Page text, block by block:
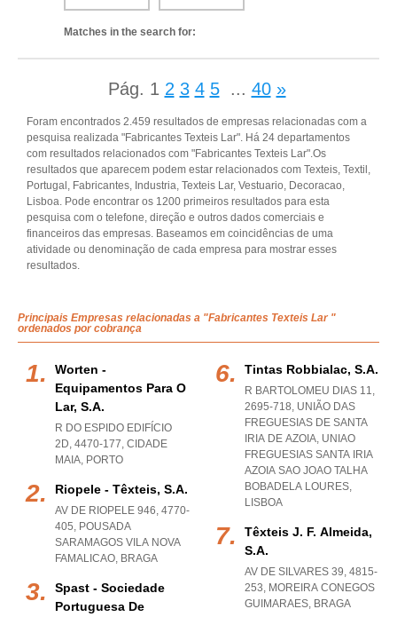
Matches in the search for:
Pág. 1 2 3 4 5 ... 40 »
Foram encontrados 2.459 resultados de empresas relacionadas com a
pesquisa realizada "Fabricantes Texteis Lar". Há 24 departamentos
com resultados relacionados com "Fabricantes Texteis Lar".Os
resultados que aparecem podem estar relacionados com Texteis, Textil,
Portugal, Fabricantes, Industria, Texteis Lar, Vestuario, Decoracao,
Lisboa. Pode encontrar os 1200 primeiros resultados para esta
pesquisa com o telefone, direção e outros dados comerciais e
financeiros das empresas. Baseamos em coincidências de uma
atividade ou denominação de cada empresa para mostrar esses
resultados.
Principais Empresas relacionadas a "Fabricantes Texteis Lar "
ordenados por cobrança
Worten -
Equipamentos Para O
Lar, S.a.
R DO ESPIDO EDIFÍCIO
2D, 4470-177, CIDADE
MAIA, PORTO
Riopele - Têxteis, S.a.
AV DE RIOPELE 946, 4770-
405, POUSADA
SARAMAGOS VILA NOVA
FAMALICAO, BRAGA
Spast - Sociedade
Portuguesa De
Tintas Robbialac, S.a.
R BARTOLOMEU DIAS 11,
2695-718, UNIÃO DAS
FREGUESIAS DE SANTA
IRIA DE AZOIA, UNIAO
FREGUESIAS SANTA IRIA
AZOIA SAO JOAO TALHA
BOBADELA LOURES,
LISBOA
Têxteis J. F. Almeida,
S.a.
AV DE SILVARES 39, 4815-
253, MOREIRA CONEGOS
GUIMARAES, BRAGA